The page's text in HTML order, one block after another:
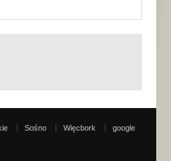
Sośno Więcbork google